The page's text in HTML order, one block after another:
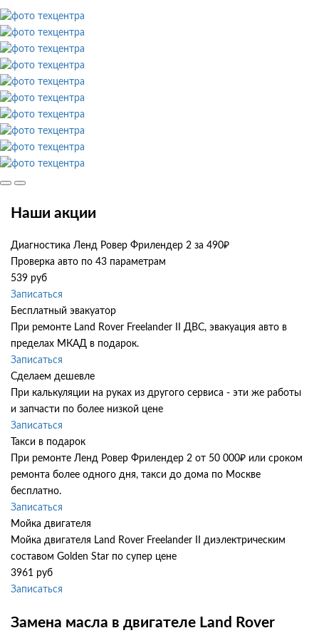
Наши акции
Диагностика Ленд Ровер Фрилендер 2 за 490₽
Проверка авто по 43 параметрам
539 руб
Записаться
Бесплатный эвакуатор
При ремонте Land Rover Freelander II ДВС, эвакуация авто в
пределах МКАД в подарок.
Записаться
Сделаем дешевле
При калькуляции на руках из другого сервиса - эти же работы
и запчасти по более низкой цене
Записаться
Такси в подарок
При ремонте Ленд Ровер Фрилендер 2 от 50 000₽ или сроком
ремонта более одного дня, такси до дома по Москве
бесплатно.
Записаться
Мойка двигателя
Мойка двигателя Land Rover Freelander II диэлектрическим
составом Golden Star по супер цене
3961 руб
Записаться
Замена масла в двигателе Land Rover